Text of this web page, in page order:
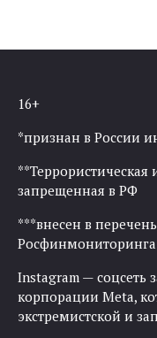
16+
*признан в России
**Террористическая
запрещенная в РФ
***внесен в
Росфинмониторинга
Instagram —
корпорации Meta,
экстремистской и